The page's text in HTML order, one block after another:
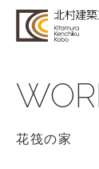
花筏の家